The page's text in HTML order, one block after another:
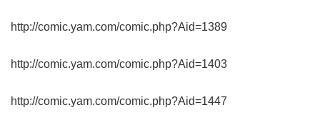
http://comic.yam.com/comic.php?Aid=1389
http://comic.yam.com/comic.php?Aid=1403
http://comic.yam.com/comic.php?Aid=1447